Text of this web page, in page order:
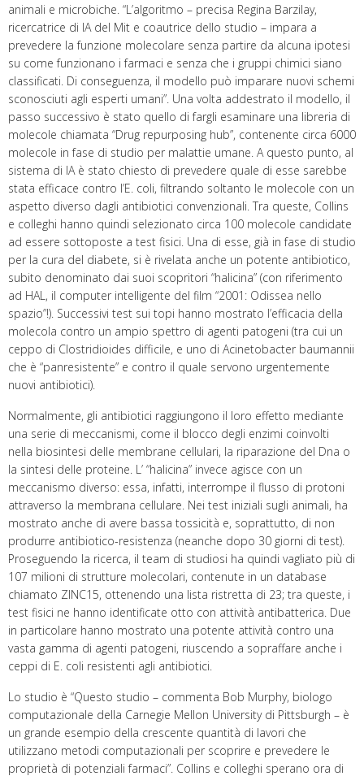
animali e microbiche. “L’algoritmo – precisa Regina Barzilay,
ricercatrice di IA del Mit e coautrice dello studio – impara a
prevedere la funzione molecolare senza partire da alcuna ipotesi
su come funzionano i farmaci e senza che i gruppi chimici siano
classificati. Di conseguenza, il modello può imparare nuovi schemi
sconosciuti agli esperti umani”. Una volta addestrato il modello, il
passo successivo è stato quello di fargli esaminare una libreria di
molecole chiamata “Drug repurposing hub”, contenente circa 6000
molecole in fase di studio per malattie umane. A questo punto, al
sistema di IA è stato chiesto di prevedere quale di esse sarebbe
stata efficace contro l’E. coli, filtrando soltanto le molecole con un
aspetto diverso dagli antibiotici convenzionali. Tra queste, Collins
e colleghi hanno quindi selezionato circa 100 molecole candidate
ad essere sottoposte a test fisici. Una di esse, già in fase di studio
per la cura del diabete, si è rivelata anche un potente antibiotico,
subito denominato dai suoi scopritori “halicina” (con riferimento
ad HAL, il computer intelligente del film “2001: Odissea nello
spazio”!). Successivi test sui topi hanno mostrato l’efficacia della
molecola contro un ampio spettro di agenti patogeni (tra cui un
ceppo di Clostridioides difficile, e uno di Acinetobacter baumannii
che è “panresistente” e contro il quale servono urgentemente
nuovi antibiotici).
Normalmente, gli antibiotici raggiungono il loro effetto mediante
una serie di meccanismi, come il blocco degli enzimi coinvolti
nella biosintesi delle membrane cellulari, la riparazione del Dna o
la sintesi delle proteine. L’ “halicina” invece agisce con un
meccanismo diverso: essa, infatti, interrompe il flusso di protoni
attraverso la membrana cellulare. Nei test iniziali sugli animali, ha
mostrato anche di avere bassa tossicità e, soprattutto, di non
produrre antibiotico-resistenza (neanche dopo 30 giorni di test).
Proseguendo la ricerca, il team di studiosi ha quindi vagliato più di
107 milioni di strutture molecolari, contenute in un database
chiamato ZINC15, ottenendo una lista ristretta di 23; tra queste, i
test fisici ne hanno identificate otto con attività antibatterica. Due
in particolare hanno mostrato una potente attività contro una
vasta gamma di agenti patogeni, riuscendo a sopraffare anche i
ceppi di E. coli resistenti agli antibiotici.
Lo studio è “Questo studio – commenta Bob Murphy, biologo
computazionale della Carnegie Mellon University di Pittsburgh – è
un grande esempio della crescente quantità di lavori che
utilizzano metodi computazionali per scoprire e prevedere le
proprietà di potenziali farmaci”. Collins e colleghi sperano ora di